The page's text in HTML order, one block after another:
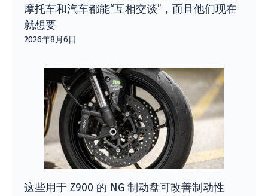
摩托车和汽车都能“互相交谈”，而且他们现在
就想要
2026年8月6日
这些用于 Z900 的 NG 制动盘可改善制动性